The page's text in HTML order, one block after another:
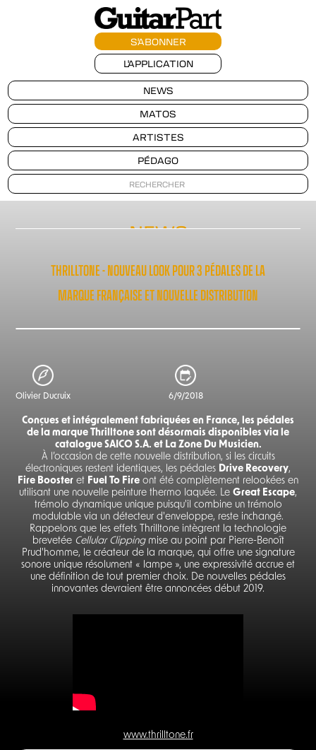
S'ABONNER
L'APPLICATION
NEWS
MATOS
ARTISTES
PÉDAGO
NEWS
THRILLTONE - NOUVEAU LOOK POUR 3 PÉDALES DE LA
MARQUE FRANÇAISE ET NOUVELLE DISTRIBUTION
Olivier Ducruix 6/9/2018
Conçues et intégralement fabriquées en France, les pédales
de la marque Thrilltone sont désormais disponibles via le
catalogue SAICO S.A. et La Zone Du Musicien.
À l’occasion de cette nouvelle distribution, si les circuits
électroniques restent identiques, les pédales Drive Recovery,
Fire Booster et Fuel To Fire ont été complètement relookées en
utilisant une nouvelle peinture thermo laquée. Le Great Escape,
trémolo dynamique unique puisqu'il combine un trémolo
modulable via un détecteur d'enveloppe, reste inchangé.
Rappelons que les effets Thrilltone intègrent la technologie
brevetée Cellular Clippingmise au point par Pierre-Benoît
Prud'homme, le créateur de la marque, qui offre une signature
sonore unique résolument « lampe », une expressivité accrue et
une définition de tout premier choix. De nouvelles pédales
innovantes devraient être annoncées début 2019.
www.thrilltone.fr